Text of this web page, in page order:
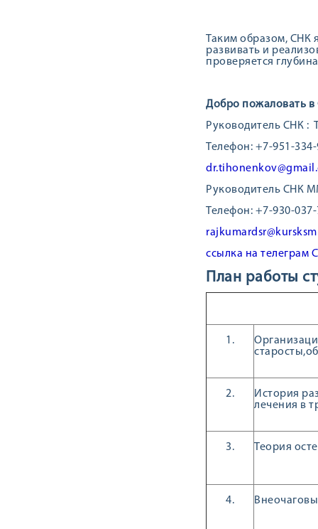
Таким образом, СНК
развивать и
проверяется
Добро пожаловать
Руководитель СНК :
Телефон: +7-951-
Руководитель СНК
Телефон: +7-930-
ссылка на
План работы
1.
2.
История
лечения в
3. Теория
4.